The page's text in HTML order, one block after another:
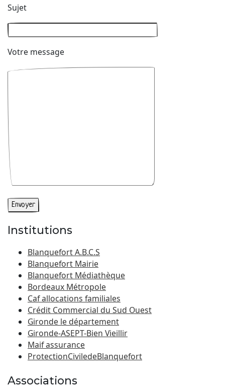
Sujet
Votre message
Institutions
Blanquefort A.B.C.S
Blanquefort Mairie
Blanquefort Médiathèque
Bordeaux Métropole
Caf allocations familiales
Crédit Commercial du Sud Ouest
Gironde le département
Gironde-ASEPT-Bien Vieillir
Maif assurance
ProtectionCiviledeBlanquefort
Associations